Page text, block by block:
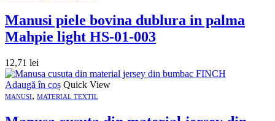
Manusi piele bovina dublura in palma
Mahpie light HS-01-003
12,71 lei
Adaugă în coș Quick View
MANUSI, MATERIAL TEXTIL